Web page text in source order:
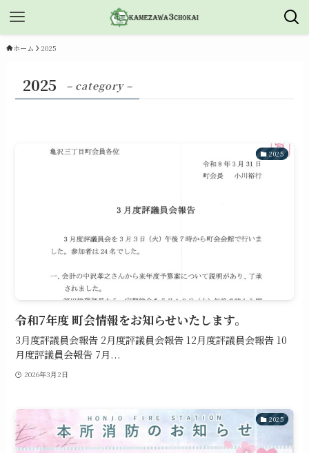
ホーム 2025
2025 – category –
2025
令和7年度 町会情報をお知らせいたします。
3月度評議員会報告 2月度評議員会報告 12月度評議員会報告 10
月度評議員会報告 7月...
2026年3月2日
2025